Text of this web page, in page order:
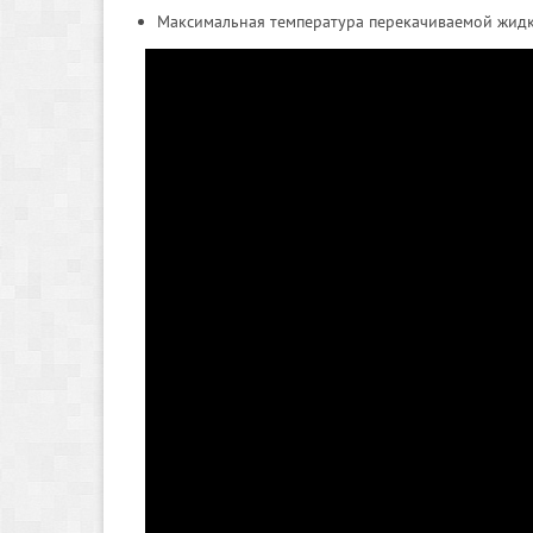
Максимальная температура перекачиваемой